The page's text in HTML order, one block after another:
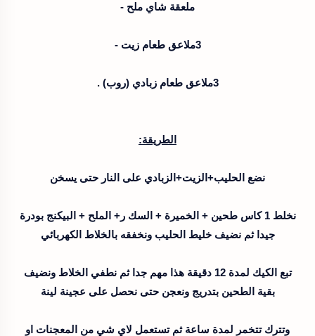
ملعقة شاي ملح -
3ملاعق طعام زيت -
3ملاعق طعام زبادي (روب) .
الطريقة:
نضع الحليب+الزيت+الزبادي على النار حتى يسخن
نخلط 1 كاس طحين + الخميرة + السك ر+ الملح + البيكنج بودرة
جيدا ثم نضيف خليط الحليب ونخفقه بالخلاط الكهربائي
تبع الكيك لمدة 12 دقيقة هذا مهم جدا ثم نطفي الخلاط ونضيف
بقية الطحين بتدريج ونعجن حتى نحصل على عجينة لينة
وتترك تتخمر لمدة ساعة ثم تستعمل لاي شي من المعجنات او